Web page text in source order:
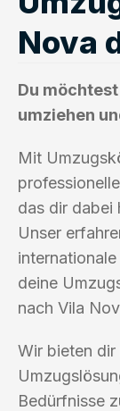
Nova
Du
umziehen
Mit
das dir dabei
Unser
deine
nach Vila
Wir bieten
Bedürfnisse